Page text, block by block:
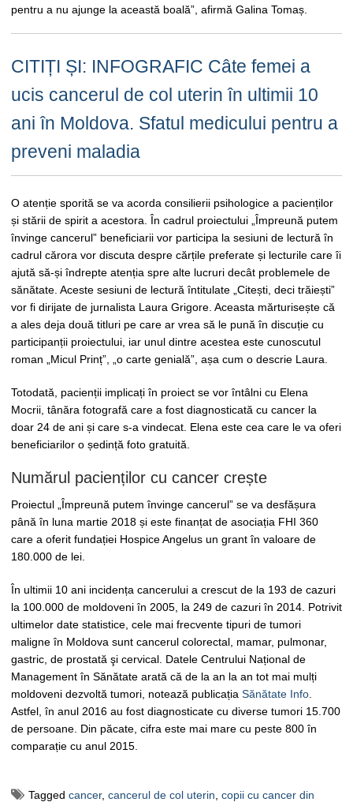
pentru a nu ajunge la această boală”, afirmă Galina Tomaș.
CITIȚI ȘI: INFOGRAFIC Câte femei a
ucis cancerul de col uterin în ultimii 10
ani în Moldova. Sfatul medicului pentru a
preveni maladia
O atenție sporită se va acorda consilierii psihologice a pacienților
și stării de spirit a acestora. În cadrul proiectului „Împreună putem
învinge cancerul” beneficiarii vor participa la sesiuni de lectură în
cadrul cărora vor discuta despre cărțile preferate și lecturile care îi
ajută să-și îndrepte atenția spre alte lucruri decât problemele de
sănătate. Aceste sesiuni de lectură întitulate „Citești, deci trăiești”
vor fi dirijate de jurnalista Laura Grigore. Aceasta mărturisește că
a ales deja două titluri pe care ar vrea să le pună în discuție cu
participanții proiectului, iar unul dintre acestea este cunoscutul
roman „Micul Prinț”, „o carte genială”, așa cum o descrie Laura.
Totodată, pacienții implicați în proiect se vor întâlni cu Elena
Mocrii, tânăra fotografă care a fost diagnosticată cu cancer la
doar 24 de ani și care s-a vindecat. Elena este cea care le va oferi
beneficiarilor o ședință foto gratuită.
Numărul pacienților cu cancer crește
Proiectul „Împreună putem învinge cancerul” se va desfășura
până în luna martie 2018 și este finanțat de asociația FHI 360
care a oferit fundației Hospice Angelus un grant în valoare de
180.000 de lei.
În ultimii 10 ani incidența cancerului a crescut de la 193 de cazuri
la 100.000 de moldoveni în 2005, la 249 de cazuri în 2014. Potrivit
ultimelor date statistice, cele mai frecvente tipuri de tumori
maligne în Moldova sunt cancerul colorectal, mamar, pulmonar,
gastric, de prostată şi cervical. Datele Centrului Național de
Management în Sănătate arată că de la an la an tot mai mulți
moldoveni dezvoltă tumori, notează publicația Sănătate Info
Astfel, în anul 2016 au fost diagnosticate cu diverse tumori 15.700
de persoane. Din păcate, cifra este mai mare cu peste 800 în
comparație cu anul 2015.
Tagged cancer, cancerul de col uterin copii cu cancer din